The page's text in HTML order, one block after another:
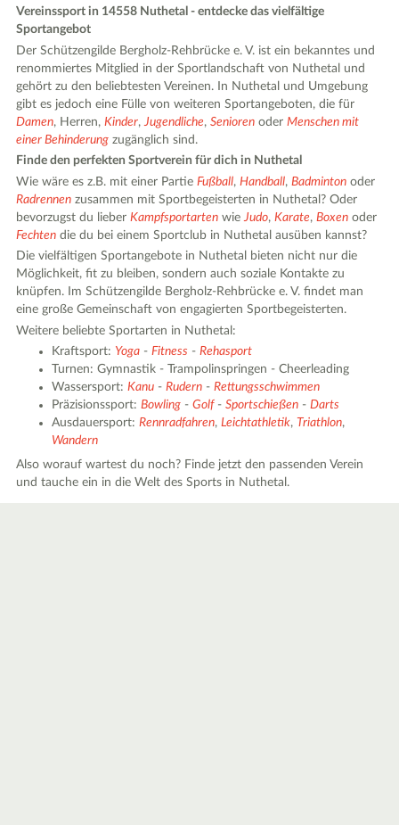
Vereinssport in 14558 Nuthetal - entdecke das vielfältige
Sportangebot
Der Schützengilde Bergholz-Rehbrücke e. V. ist ein bekanntes und
renommiertes Mitglied in der Sportlandschaft von Nuthetal und
gehört zu den beliebtesten Vereinen. In Nuthetal und Umgebung
gibt es jedoch eine Fülle von weiteren Sportangeboten, die für
Damen, Herren,Kinder,Jugendliche,Senioren oderMenschen mit
einer Behinderung zugänglich sind.
Finde den perfekten Sportverein für dich in Nuthetal
Wie wäre es z.B. mit einer PartieFußball,Handball,Badminton oder
Radrennen zusammen mit Sportbegeisterten in Nuthetal? Oder
bevorzugst du lieberKampfsportarten wieJudo,Karate,Boxen oder
Fechten die du bei einem Sportclub in Nuthetal ausüben kannst?
Die vielfältigen Sportangebote in Nuthetal bieten nicht nur die
Möglichkeit, fit zu bleiben, sondern auch soziale Kontakte zu
knüpfen. Im Schützengilde Bergholz-Rehbrücke e. V. findet man
eine große Gemeinschaft von engagierten Sportbegeisterten.
Weitere beliebte Sportarten in Nuthetal:
Kraftsport: Yoga -Fitness -Rehasport
Turnen: Gymnastik - Trampolinspringen - Cheerleading
Wassersport:Kanu -Rudern -Rettungsschwimmen
Präzisionssport:Bowling -Golf-Sportschießen -Darts
Ausdauersport:Rennradfahren,Leichtathletik, Triathlon,
Wandern
Also worauf wartest du noch? Finde jetzt den passenden Verein
und tauche ein in die Welt des Sports in Nuthetal.